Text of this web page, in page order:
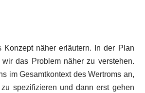
Konzept näher erläutern. In der Plan
wir das Problem näher zu verstehen.
im Gesamtkontext des Wertroms an,
spezifizieren und dann erst gehen